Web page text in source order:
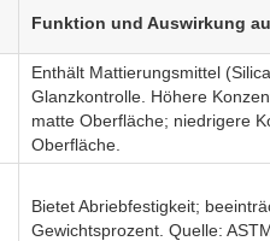
Funktion und Auswirkung
Enthält Mattierungsmittel
Glanzkontrolle. Höhere
matte Oberfläche; niedrigere
Oberfläche.
Bietet Abriebfestigkeit;
Gewichtsprozent. Quelle: